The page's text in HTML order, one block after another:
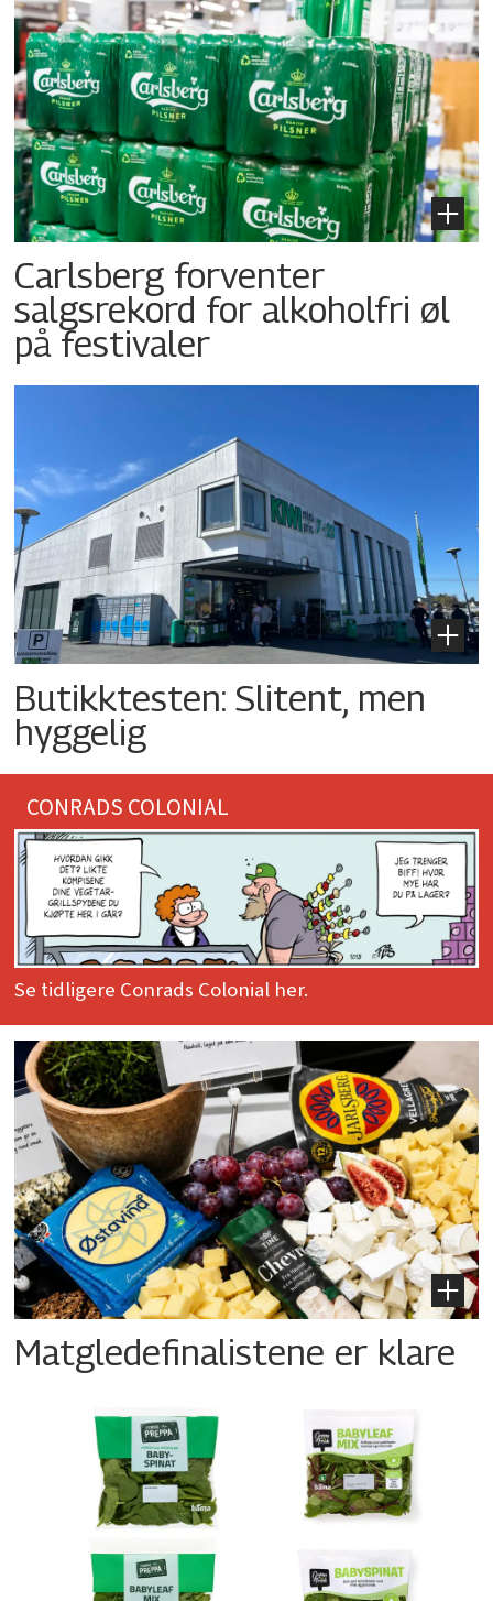
Carlsberg forventer
salgsrekord for alkoholfri øl
på festivaler
Butikktesten: Slitent, men
hyggelig
CONRADS COLONIAL
Se tidligere Conrads Colonial her.
Matgledefinalistene er klare